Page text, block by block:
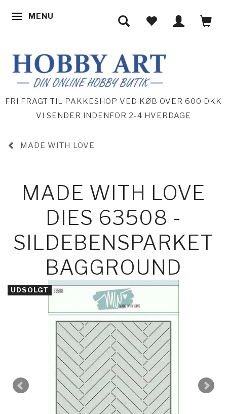
SKIFTE NAVIGATION
MENU
FRI FRAGT TIL PAKKESHOP VED KØB OVER 600 DKK
VI SENDER INDENFOR 2-4 HVERDAGE
MADE WITH LOVE
MADE WITH LOVE
DIES 63508 -
SILDEBENSPARKET
BAGGROUND
UDSOLGT